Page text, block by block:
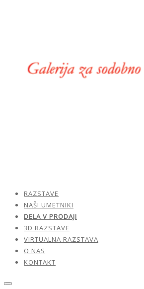
RAZSTAVE
NAŠI UMETNIKI
DELA V PRODAJI
3D RAZSTAVE
VIRTUALNA RAZSTAVA
O NAS
KONTAKT